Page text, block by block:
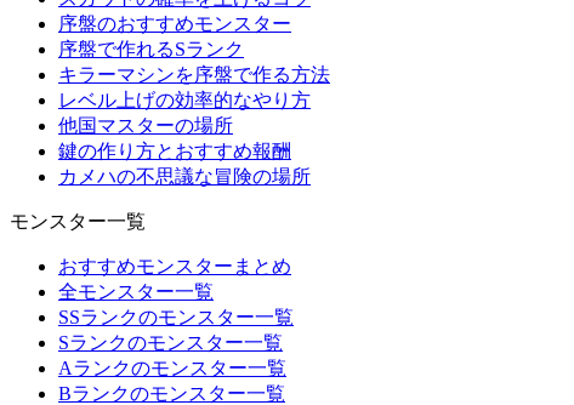
序盤のおすすめモンスター
序盤で作れるSランク
キラーマシンを序盤で作る方法
レベル上げの効率的なやり方
他国マスターの場所
鍵の作り方とおすすめ報酬
カメハの不思議な冒険の場所
モンスター一覧
おすすめモンスターまとめ
全モンスター一覧
SSランクのモンスター一覧
Sランクのモンスター一覧
Aランクのモンスター一覧
Bランクのモンスター一覧